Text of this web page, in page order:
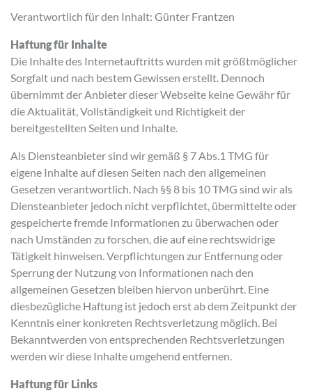
Verantwortlich für den Inhalt: Günter Frantzen
Haftung für Inhalte
Die Inhalte des Internetauftritts wurden mit größtmöglicher
Sorgfalt und nach bestem Gewissen erstellt. Dennoch
übernimmt der Anbieter dieser Webseite keine Gewähr für
die Aktualität, Vollständigkeit und Richtigkeit der
bereitgestellten Seiten und Inhalte.
Als Diensteanbieter sind wir gemäß § 7 Abs.1 TMG für
eigene Inhalte auf diesen Seiten nach den allgemeinen
Gesetzen verantwortlich. Nach §§ 8 bis 10 TMG sind wir als
Diensteanbieter jedoch nicht verpflichtet, übermittelte oder
gespeicherte fremde Informationen zu überwachen oder
nach Umständen zu forschen, die auf eine rechtswidrige
Tätigkeit hinweisen. Verpflichtungen zur Entfernung oder
Sperrung der Nutzung von Informationen nach den
allgemeinen Gesetzen bleiben hiervon unberührt. Eine
diesbezügliche Haftung ist jedoch erst ab dem Zeitpunkt der
Kenntnis einer konkreten Rechtsverletzung möglich. Bei
Bekanntwerden von entsprechenden Rechtsverletzungen
werden wir diese Inhalte umgehend entfernen.
Haftung für Links